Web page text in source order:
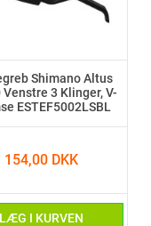
Shimano Altus
Venstre 3 Klinger, V-
ESTEF5002LSBL
154,00 DKK
LÆG I KURVEN